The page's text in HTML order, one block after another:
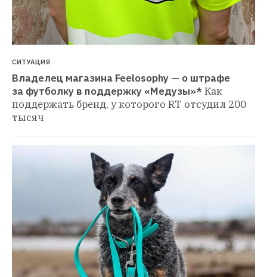
СИТУАЦИЯ
Владелец магазина Feelosophy — о штрафе
за футболку в поддержку «Медузы»*Как
поддержать бренд, у которого RT отсудил 200
тысяч